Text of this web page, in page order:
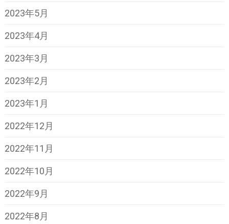
2023年5月
2023年4月
2023年3月
2023年2月
2023年1月
2022年12月
2022年11月
2022年10月
2022年9月
2022年8月